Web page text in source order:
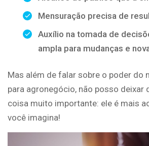
Mensuração precisa de
Auxílio na tomada de
ampla para mudanças e
Mas além de falar sobre o poder do
para agronegócio, não posso deixar
coisa muito importante: ele é mais
você imagina!